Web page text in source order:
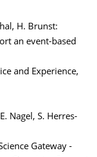
H. Brunst:
an event-based
and Experience,
Nagel, S. Herres-
Gateway -